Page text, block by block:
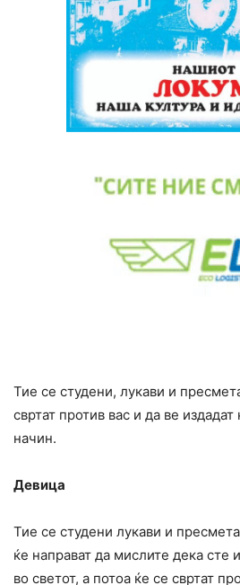
Тие се студени, лукави и
свртат против вас и да ве
начин.
Девица
Тие се студени лукави и
ќе направат да мислите дека сте
во светот, а потоа ќе се свртат